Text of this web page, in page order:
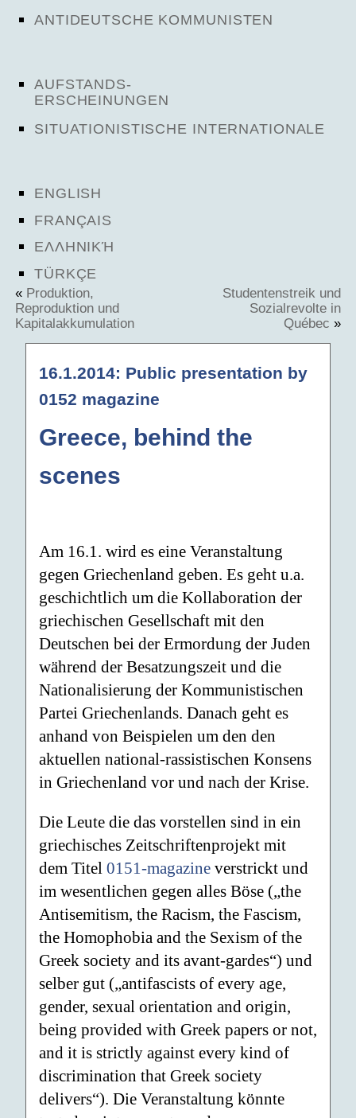
ANTIDEUTSCHE KOMMUNISTEN
AUFSTANDS-
ERSCHEINUNGEN
SITUATIONISTISCHE INTERNATIONALE
ENGLISH
FRANÇAIS
ΕΛΛΗΝΙΚΉ
TÜRKÇE
« Produktion,
Reproduktion und
Kapitalakkumulation
Studentenstreik und
Sozialrevolte in
Québec »
16.1.2014: Public presentation by
0152 magazine
Greece, behind the
scenes
Am 16.1. wird es eine Veranstaltung
gegen Griechenland geben. Es geht u.a.
geschichtlich um die Kollaboration der
griechischen Gesellschaft mit den
Deutschen bei der Ermordung der Juden
während der Besatzungszeit und die
Nationalisierung der Kommunistischen
Partei Griechenlands. Danach geht es
anhand von Beispielen um den den
aktuellen national-rassistischen Konsens
in Griechenland vor und nach der Krise.
Die Leute die das vorstellen sind in ein
griechisches Zeitschriftenprojekt mit
dem Titel 0151-magazine verstrickt und
im wesentlichen gegen alles Böse („the
Antisemitism, the Racism, the Fascism,
the Homophobia and the Sexism of the
Greek society and its avant-gardes“) und
selber gut („antifascists of every age,
gender, sexual orientation and origin,
being provided with Greek papers or not,
and it is strictly against every kind of
discrimination that Greek society
delivers“). Die Veranstaltung könnte